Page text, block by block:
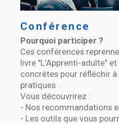
Conférence
Pourquoi participer ?
Ces conférences
livre "L’Apprenti-adulte"
concrètes pour réfléchir
pratiques .
Vous découvrirez :
- Nos recommandations
- Les outils que vous